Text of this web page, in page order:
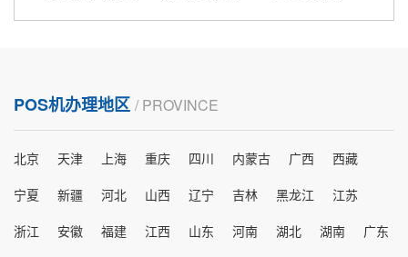
POS机办理地区 / PROVINCE
北京 天津 上海 重庆 四川 内蒙古 广西
西藏
宁夏
新疆 河北 山西 辽宁 吉林 黑龙江
江苏
浙江
安徽 福建 江西 山东 河南 湖北 湖南 广东